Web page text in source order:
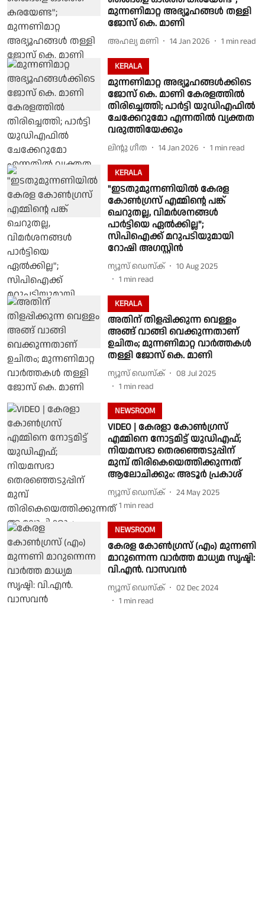
മുന്നണിമാറ്റ അഭ്യൂഹങ്ങൾ തള്ളി
ജോസ് കെ. മാണി
അഹല്യ മണി 14 Jan 2026 1 min read
KERALA
മുന്നണിമാറ്റ അഭ്യൂഹങ്ങൾക്കിടെ
ജോസ് കെ. മാണി കേരളത്തിൽ
തിരിച്ചെത്തി; പാർട്ടി യുഡിഎഫിൽ
ചേക്കേറുമോ എന്നതിൽ വ്യക്തത
വരുത്തിയേക്കും
ലിൻ്റു ഗീത 14 Jan 2026 1 min read
KERALA
"ഇടതുമുന്നണിയിൽ കേരള
കോൺഗ്രസ് എമ്മിൻ്റെ പങ്ക്
ചെറുതല്ല, വിമർശനങ്ങൾ
പാർട്ടിയെ ഏൽക്കില്ല";
സിപിഐക്ക് മറുപടിയുമായി
റോഷി അഗസ്റ്റിൻ
ന്യൂസ് ഡെസ്ക്
10 Aug 2025
1 min read
KERALA
അതിന് തിളപ്പിക്കുന്ന വെള്ളം
അങ്ങ് വാങ്ങി വെക്കുന്നതാണ്
ഉചിതം; മുന്നണിമാറ്റ വാര്‍ത്തകള്‍
തള്ളി ജോസ് കെ. മാണി
ന്യൂസ് ഡെസ്ക്
08 Jul 2025
1 min read
NEWSROOM
VIDEO | കേരളാ കോണ്‍ഗ്രസ്
എമ്മിനെ നോട്ടമിട്ട് യുഡിഎഫ്;
നിയമസഭാ തെരഞ്ഞെടുപ്പിന്
മുമ്പ് തിരികെയെത്തിക്കുന്നത്
ആലോചിക്കും: അടൂര്‍ പ്രകാശ്
ന്യൂസ് ഡെസ്ക്
24 May 2025
1 min read
NEWSROOM
കേരള കോൺഗ്രസ് (എം) മുന്നണി
മാറുന്നെന്ന വാർത്ത മാധ്യമ സൃഷ്ടി:
വി.എൻ. വാസവൻ
ന്യൂസ് ഡെസ്ക്
02 Dec 2024
1 min read